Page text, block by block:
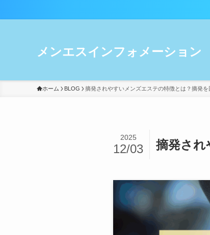
メンエスインフォメーション
ホーム BLOG 摘発されやすいメンズエステの特徴とは？摘発
摘発され
2025
12/03